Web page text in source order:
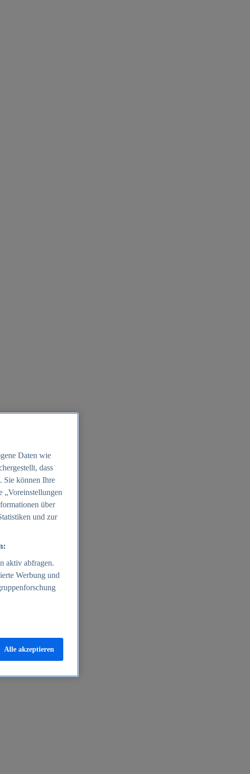
Daten wie
dass
Sie können Ihre
„Voreinstellungen
über
und zur
aktiv abfragen.
Werbung und
Alle akzeptieren